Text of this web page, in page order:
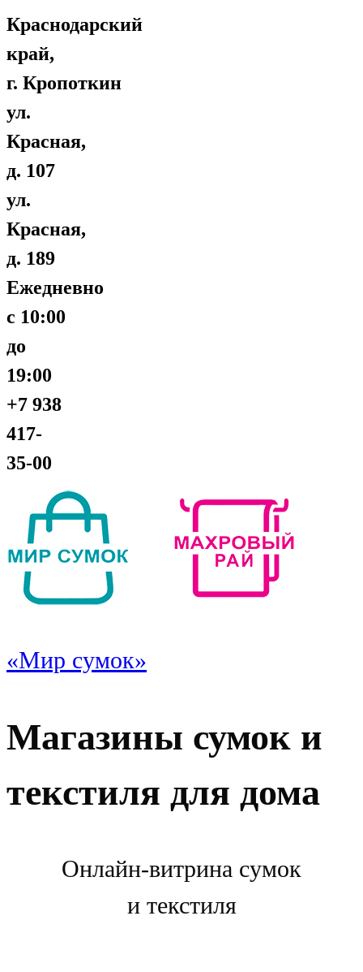
Краснодарский
край,
г. Кропоткин
ул.
Красная,
д. 107
ул.
Красная,
д. 189
Ежедневно
с 10:00
до
19:00
+7 938
417-
35-00
«Мир сумок»
Магазины сумок и
текстиля для дома
Онлайн-витрина сумок
и текстиля